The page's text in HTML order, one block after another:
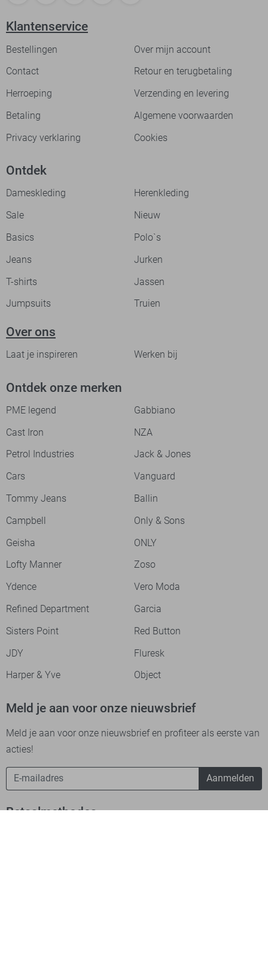
Klantenservice
Bestellingen
Over mijn account
Contact
Retour en terugbetaling
Herroeping
Verzending en levering
Betaling
Algemene voorwaarden
Privacy verklaring
Cookies
Ontdek
Dameskleding
Herenkleding
Sale
Nieuw
Basics
Polo`s
Jeans
Jurken
T-shirts
Jassen
Jumpsuits
Truien
Over ons
Laat je inspireren Werken bij
Ontdek onze merken
PME legend
Gabbiano
Cast Iron
NZA
Petrol Industries
Jack & Jones
Cars
Vanguard
Tommy Jeans
Ballin
Campbell
Only & Sons
Geisha
ONLY
Lofty Manner
Zoso
Ydence
Vero Moda
Refined Department
Garcia
Sisters Point
Red Button
JDY
Fluresk
Harper & Yve
Object
Meld je aan voor onze nieuwsbrief
Meld je aan voor onze nieuwsbrief en profiteer als eerste van
acties!
Aanmelden
Betaalmethodes